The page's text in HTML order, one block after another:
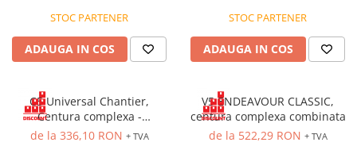
Saboți și papuci
Saboți și papuci de uz general
Saboți de lucru O1
Saboți de protecție SB
STOC PARTENER
ADAUGA IN COS
STOC PARTENER
ADAUGA IN COS
C5 Universal Chantier,
Centura complexa -
combinata
de la 336,10 RON + TVA
V5 ENDEAVOUR CLASSIC,
centura complexa combinata
de la 522,29 RON + TVA